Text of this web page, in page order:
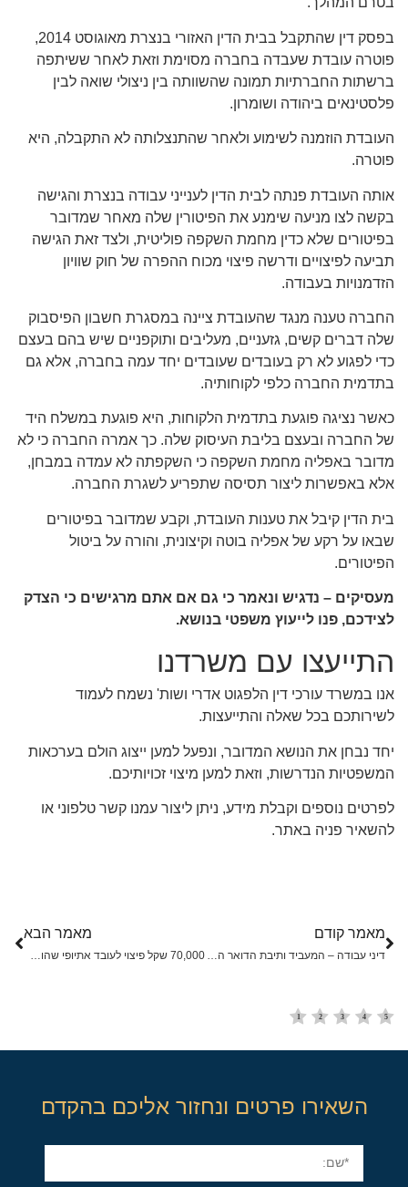
בפסק דין שהתקבל בבית הדין האזורי בנצרת מאוגוסט 2014,
פוטרה עובדת שעבדה בחברה מסוימת וזאת לאחר ששיתפה
ברשתות החברתיות תמונה שהשוותה בין ניצולי שואה לבין
פלסטינאים ביהודה ושומרון.
העובדת הוזמנה לשימוע ולאחר שהתנצלותה לא התקבלה, היא
פוטרה.
אותה העובדת פנתה לבית הדין לענייני עבודה בנצרת והגישה
בקשה לצו מניעה שימנע את הפיטורין שלה מאחר שמדובר
בפיטורים שלא כדין מחמת השקפה פוליטית, ולצד זאת הגישה
תביעה לפיצויים ודרשה פיצוי מכוח ההפרה של חוק שוויון
הזדמנויות בעבודה.
החברה טענה מנגד שהעובדת ציינה במסגרת חשבון הפיסבוק
שלה דברים קשים, גזעניים, מעליבים ותוקפניים שיש בהם בעצם
כדי לפגוע לא רק בעובדים שעובדים יחד עמה בחברה, אלא גם
בתדמית החברה כלפי לקוחותיה.
כאשר נציגה פוגעת בתדמית הלקוחות, היא פוגעת במשלח היד
של החברה ובעצם בליבת העיסוק שלה. כך אמרה החברה כי לא
מדובר באפליה מחמת השקפה כי השקפתה לא עמדה במבחן,
אלא באפשרות ליצור תסיסה שתפריע לשגרת החברה.
בית הדין קיבל את טענות העובדת, וקבע שמדובר בפיטורים
שבאו על רקע של אפליה בוטה וקיצונית, והורה על ביטול
הפיטורים.
מעסיקים – נדגיש ונאמר כי גם אם אתם מרגישים כי הצדק
לצידכם, פנו לייעוץ משפטי בנושא.
התייעצו עם משרדנו
אנו במשרד עורכי דין הלפגוט אדרי ושות' נשמח לעמוד
לשירותכם בכל שאלה והתייעצות.
יחד נבחן את הנושא המדובר, ונפעל למען ייצוג הולם בערכאות
המשפטיות הנדרשות, וזאת למען מיצוי זכויותיכם.
לפרטים נוספים וקבלת מידע, ניתן ליצור עמנו קשר טלפוני או
להשאיר פניה באתר.
מאמר קודם
דיני עבודה – המעביד ותיבת הדואר האקלטרוני של העובד
מאמר הבא
70,000 שקל פיצוי לעובד אתיופי שהותקף וכונה 'אתיופי מסריח'
השאירו פרטים ונחזור אליכם בהקדם